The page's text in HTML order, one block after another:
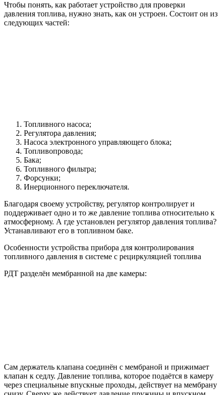
Чтобы понять, как работает устройство для проверки
давления топлива, нужно знать, как он устроен. Состоит он из
следующих частей:
Топливного насоса;
Регулятора давления;
Насоса электронного управляющего блока;
Топливопровода;
Бака;
Топливного фильтра;
Форсунки;
Инерционного переключателя.
Благодаря своему устройству, регулятор контролирует и
поддерживает одно и то же давление топлива относительно к
атмосферному. А где установлен регулятор давления топлива?
Устанавливают его в топливном баке.
Особенности устройства прибора для контролирования
топливного давления в системе с рециркуляцией топлива
РДТ разделён мембранной на две камеры:
Сам держатель клапана соединён с мембраной и прижимает
клапан к седлу. Давление топлива, которое подаётся в камеру
через специальные впускные проходы, действует на мембрану